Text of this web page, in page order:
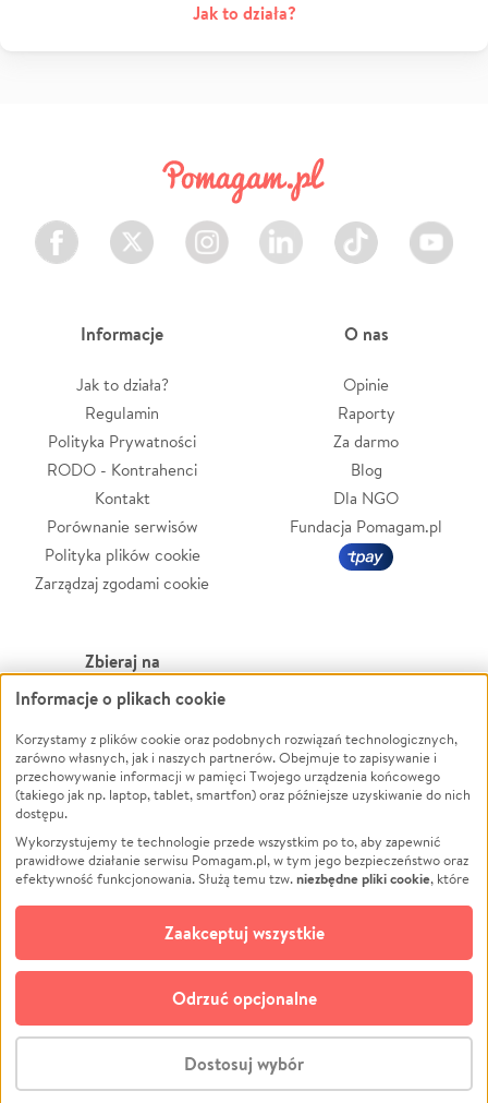
Jak to działa?
Stwórz zbiórkę - za darmo
Facebook Twitter Instagram LinkedIn TikTok Youtube
Informacje
Jak to działa?
Regulamin
Polityka Prywatności
RODO - Kontrahenci
Kontakt
Porównanie serwisów
Polityka plików cookie
Zarządzaj zgodami cookie
O nas
Opinie
Raporty
Za darmo
Blog
Dla NGO
Fundacja Pomagam.pl
Zbieraj na
Leczenie
Zwierzęta
Pożar
Ukraina
Pomoc Finansowa
Projekty
Pogrzeb
Społeczność lokalna
Kultura
Powódź
Wichura
NGO
Edukacja
Podróż
Impreza
Ochrona środowiska
Biznes
© CROWDING SP. Z O.O.
Informacje o plikach cookie
Korzystamy z plików cookie oraz podobnych rozwiązań technologicznych,
zarówno własnych, jak i naszych partnerów. Obejmuje to zapisywanie i
przechowywanie informacji w pamięci Twojego urządzenia końcowego
(takiego jak np. laptop, tablet, smartfon) oraz późniejsze uzyskiwanie do nich
dostępu.
Wykorzystujemy te technologie przede wszystkim po to, aby zapewnić
prawidłowe działanie serwisu Pomagam.pl, w tym jego bezpieczeństwo oraz
efektywność funkcjonowania. Służą temu tzw.niezbędne pliki cookie, które
opcjonalnych plików cookie
technologii do celów analitycznych i retargetingowych. Możesz wyrazić
zgodę na ich stosowanie lub jej odmówić. W dowolnym momencie masz
możliwość zmiany swoich preferencji na stronie „Zarządzaj zgodami cookie”,
do której link znajdziesz w stopce serwisu Pomagam.pl. Opcjonalne pliki
cookie wykorzystywane są w następujących celach:
działanie serwisu Pomagam.pl. Dzięki nim możemy zrozumieć, jak
użytkownicy korzystają z naszego serwisu – skąd trafiają do serwisu, jak
Dostosuj wybór
Odrzuć opcjonalne
Zaakceptuj wszystkie